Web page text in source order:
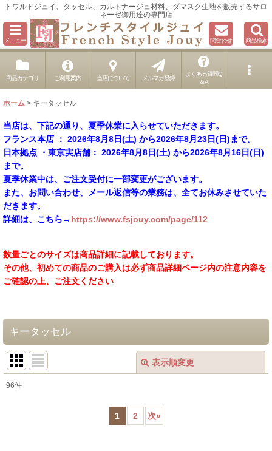
トワルドジュイ、タッセル、カルトナージュ材料、ダマスク生地を販売するサロ
ネーゼ御用達の専門店
メニュー 問合わせ 商品検索
商品カテゴリ ご利用案内 当店について メルマガ登録
よくある質問Q
＆A
ホーム > キータッセル
当店は、下記の通り、夏季休業に入らせていただきます。
フランス本店 ： 2026年8月8日(土) から2026年8月23日(日)まで。
日本拠点 ・東京実店舗： 2026年8月8日(土) から2026年8月16日(日)
まで。
夏季休業中は、ご注文受付に一部変更がございます。
また、お問い合わせ、メール返信等の業務は、全てお休みさせていた
だきます。
詳細は、こちら→ https://www.fsjouy.com/page/112
数量ごとのサイズは商品詳細に記載しております。
その他、初めての商品のご購入は必ず商品詳細ページ内の注意内容を
ご確認の上、ご注文ください
キータッセル
表示順変更
96件
1 2 次»